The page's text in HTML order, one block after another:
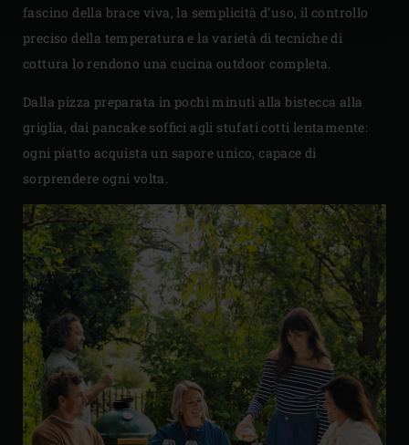
fascino della brace viva, la semplicità d’uso, il controllo
preciso della temperatura e la varietà di tecniche di
cottura lo rendono una cucina outdoor completa.
Dalla pizza preparata in pochi minuti alla bistecca alla
griglia, dai pancake soffici agli stufati cotti lentamente:
ogni piatto acquista un sapore unico, capace di
sorprendere ogni volta.